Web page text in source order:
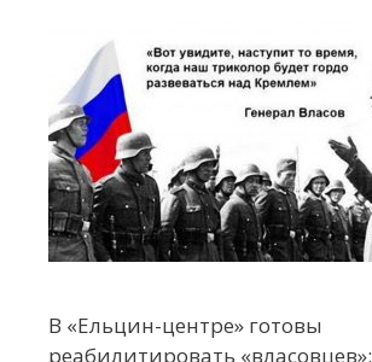
В «Ельцин-центре» готовы
реабилитировать «власовцев»: